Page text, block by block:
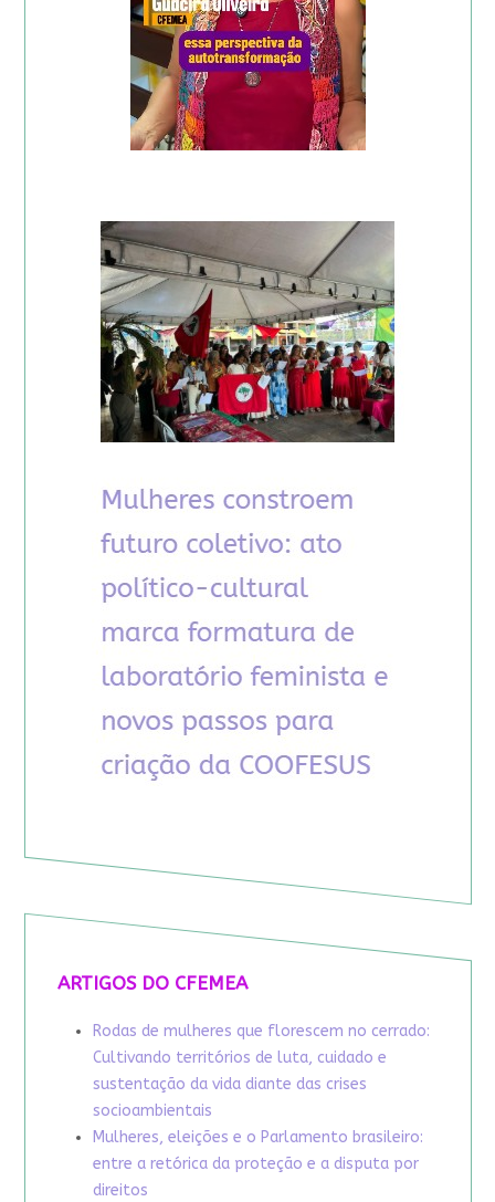
ARTIGOS DO CFEMEA
Rodas de mulheres que florescem no cerrado:
Cultivando territórios de luta, cuidado e
sustentação da vida diante das crises
socioambientais
Mulheres, eleições e o Parlamento brasileiro:
entre a retórica da proteção e a disputa por
direitos